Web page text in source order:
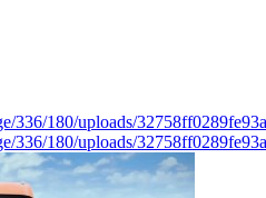
336/180/uploads/
336/180/uploads/